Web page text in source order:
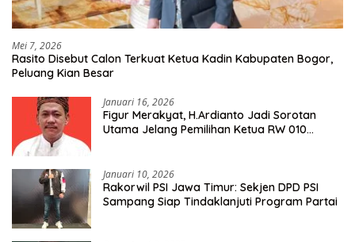
Mei 7, 2026
Rasito Disebut Calon Terkuat Ketua Kadin Kabupaten Bogor,
Peluang Kian Besar
Januari 16, 2026
Figur Merakyat, H.Ardianto Jadi Sorotan
Utama Jelang Pemilihan Ketua RW 010
Januari 10, 2026
Rakorwil PSI Jawa Timur: Sekjen DPD PSI
Sampang Siap Tindaklanjuti Program Partai